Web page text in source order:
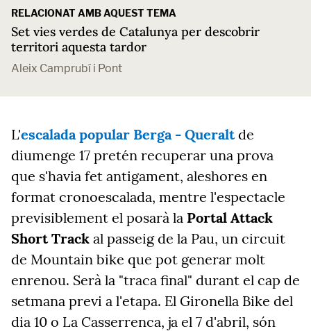
RELACIONAT AMB AQUEST TEMA
Set vies verdes de Catalunya per descobrir
territori aquesta tardor
Aleix Camprubí i Pont
L'escalada popular Berga - Queralt de
diumenge 17 pretén recuperar una prova
que s'havia fet antigament, aleshores en
format cronoescalada, mentre l'espectacle
previsiblement el posarà la Portal Attack
Short Track al passeig de la Pau, un circuit
de Mountain bike que pot generar molt
enrenou. Serà la "traca final" durant el cap de
setmana previ a l'etapa. El Gironella Bike del
dia 10 o La Casserrenca, ja el 7 d'abril, són